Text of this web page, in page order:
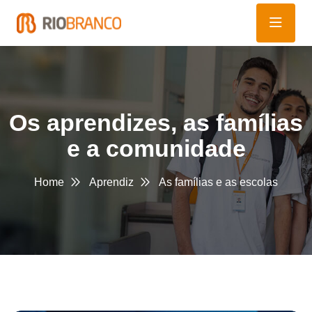
Os aprendizes, as famílias
e a comunidade
Home Aprendiz As famílias e as escolas